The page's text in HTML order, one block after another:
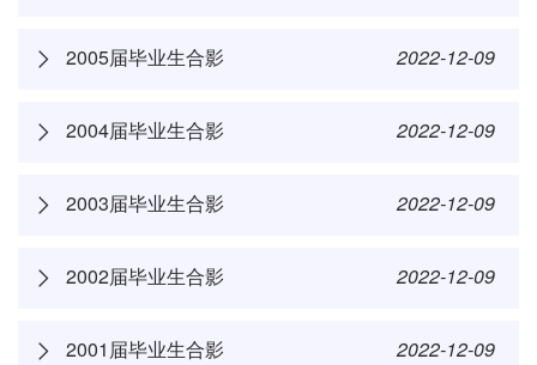
2022-12-09
2005届毕业生合影
2022-12-09
2004届毕业生合影
2022-12-09
2003届毕业生合影
2022-12-09
2002届毕业生合影
2022-12-09
2001届毕业生合影